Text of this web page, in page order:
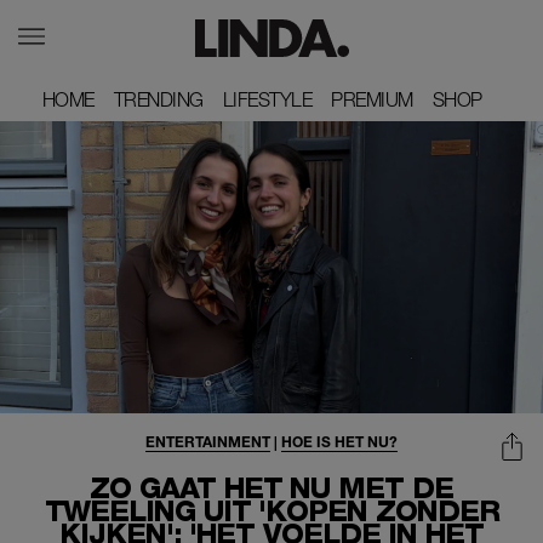
HOME
HOME TRENDING
TRENDING LIFESTYLE
LIFESTYLE PREMIUM
PREMIUM SHOP
SHOP
ZO GAAT HET NU MET DE
TWEELING UIT 'KOPEN ZONDER
KIJKEN': 'HET VOELDE IN HET
ENTERTAINMENT | HOE IS HET NU?